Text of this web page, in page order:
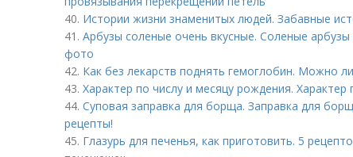
40. Истории жизни знаменитых людей. Забавные
41. Арбузы соленые очень вкусные. Соленые
фото
42. Как без лекарств поднять гемоглобин. Можно
43. Характер по числу и месяцу рождения.
44. Суповая заправка для борща. Заправка для
рецепты!
45. Глазурь для печенья, как приготовить. 5